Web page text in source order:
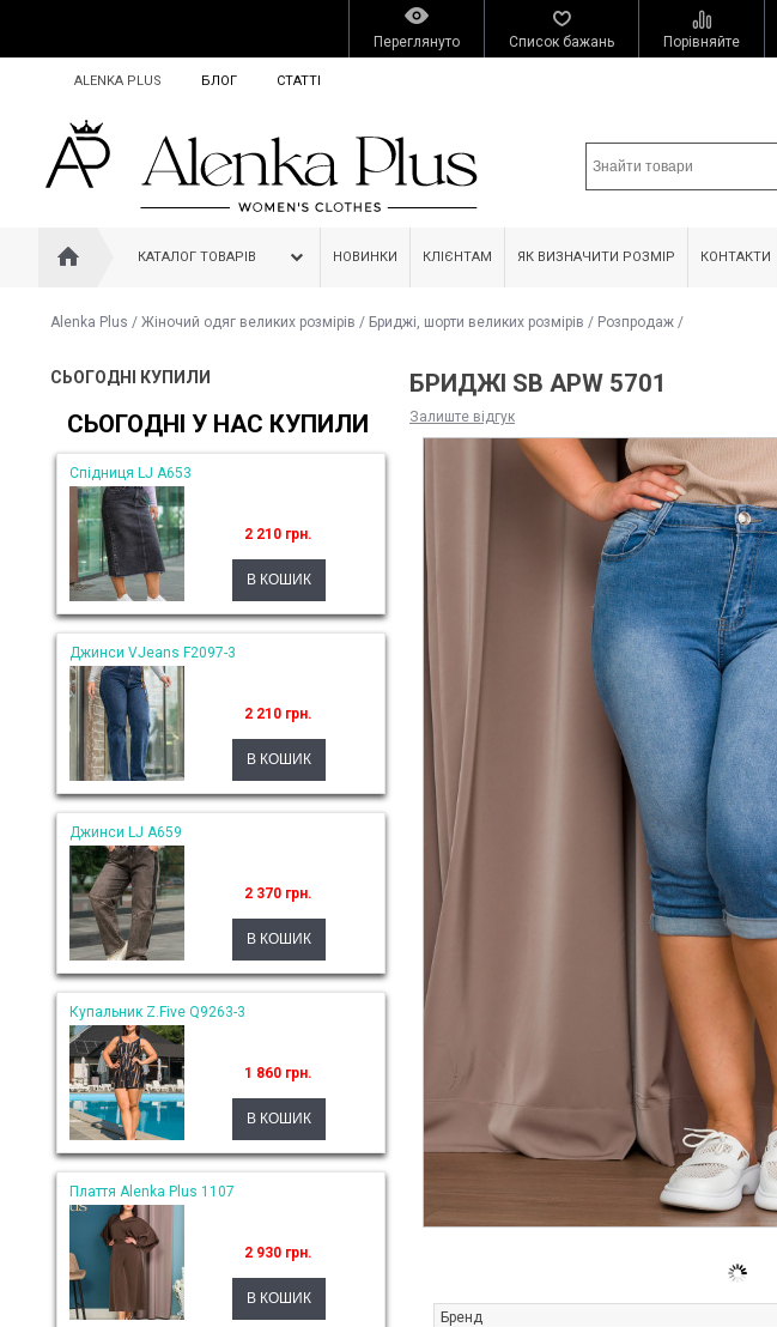
Переглянуто Список бажань Порівняйте
ALENKA PLUS БЛОГ СТАТТІ
КАТАЛОГ ТОВАРІВ НОВИНКИ КЛІЄНТАМ ЯК ВИЗНАЧИТИ РОЗМІР КОНТАКТИ
Alenka Plus / Жіночий одяг великих розмірів / Бриджі, шорти великих розмірів / Розпродаж /
СЬОГОДНІ КУПИЛИ
СЬОГОДНІ У НАС КУПИЛИ
Спідниця LJ A653
2 210 грн.
Джинси VJeans F2097-3
2 210 грн.
Джинси LJ A659
2 370 грн.
Купальник Z.Five Q9263-3
1 860 грн.
Плаття Alenka Plus 1107
2 930 грн.
БРИДЖІ SB APW 5701
Залиште відгук
Бренд